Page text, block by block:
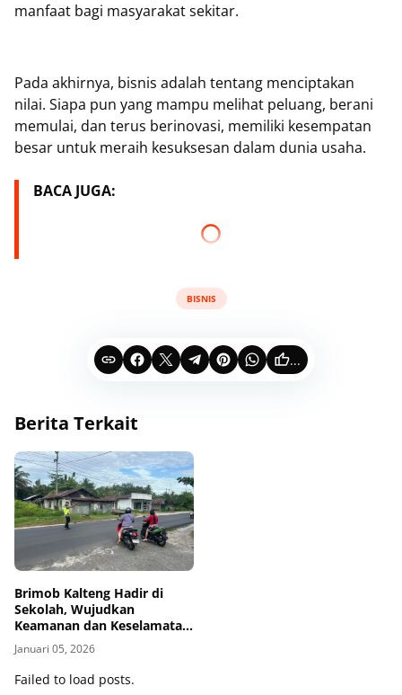
manfaat bagi masyarakat sekitar.
Pada akhirnya, bisnis adalah tentang menciptakan
nilai. Siapa pun yang mampu melihat peluang, berani
memulai, dan terus berinovasi, memiliki kesempatan
besar untuk meraih kesuksesan dalam dunia usaha.
BACA JUGA:
BISNIS
...
Berita Terkait
Brimob Kalteng Hadir di
Sekolah, Wujudkan
Keamanan dan Keselamatan
Pelajar
Januari 05, 2026
Failed to load posts.